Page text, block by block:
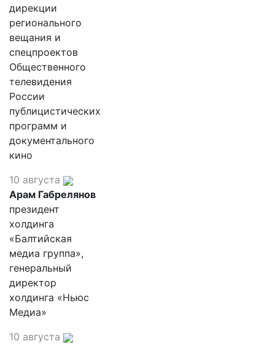
дирекции
регионального
вещания и
спецпроектов
Общественного
телевидения
России
публицистических
программ и
документального
кино
10 августа
Арам Габрелянов
президент
холдинга
«Балтийская
медиа группа»,
генеральный
директор
холдинга «Ньюс
Медиа»
10 августа